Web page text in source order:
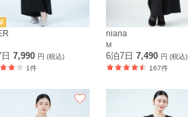
7,990 円 (税込)
1件
niana
M
6泊7日 7,490 円 (税込)
167件